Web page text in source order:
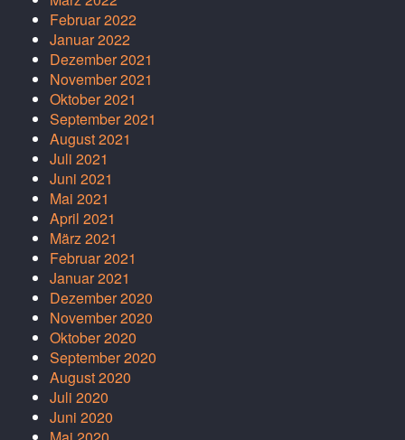
Februar 2022
Januar 2022
Dezember 2021
November 2021
Oktober 2021
September 2021
August 2021
Juli 2021
Juni 2021
Mai 2021
April 2021
März 2021
Februar 2021
Januar 2021
Dezember 2020
November 2020
Oktober 2020
September 2020
August 2020
Juli 2020
Juni 2020